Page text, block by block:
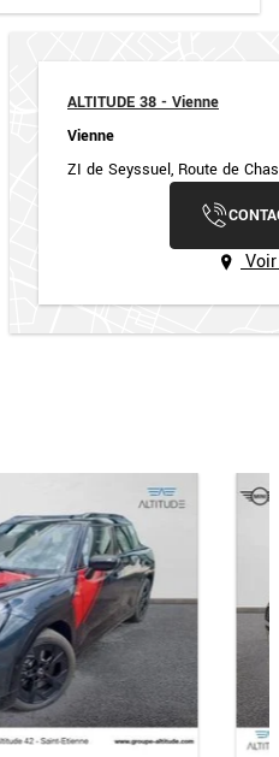
ALTITUDE 38 - Vienne
Vienne
ZI de Seyssuel, Route de